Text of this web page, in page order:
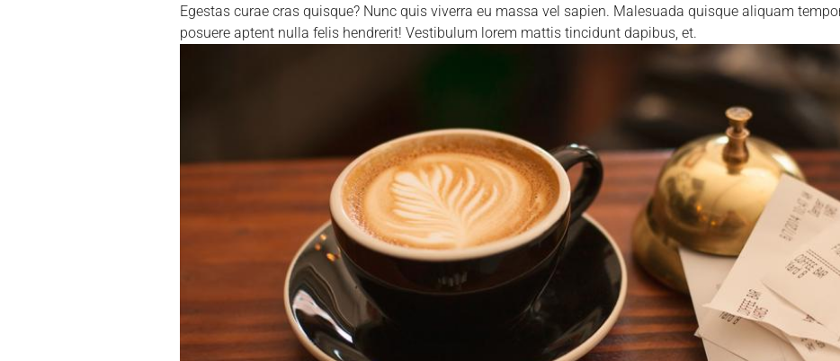
Egestas curae cras quisque? Nunc quis viverra eu massa vel sapien. Malesuada quisque aliquam
posuere aptent nulla felis hendrerit! Vestibulum lorem mattis tincidunt dapibus, et.